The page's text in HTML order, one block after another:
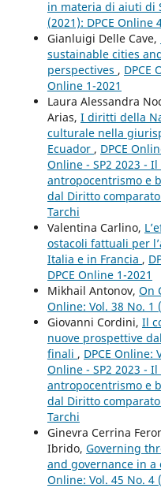
in materia di aiuti di
(2021): DPCE Online
Gianluigi Delle Cave,
sustainable cities
perspectives , DPCE
Online 1-2021
Laura Alessandra
Arias, I diritti della
culturale nella
Ecuador , DPCE
Online - SP2 2023 -
antropocentrismo e
dal Diritto
Tarchi
Valentina Carlino,
ostacoli fattuali per
Italia e in Francia ,
DPCE Online 1-2021
Mikhail Antonov, On
Online: Vol. 38 No. 1
Giovanni Cordini, Il
nuove prospettive
finali , DPCE Online:
Online - SP2 2023 -
antropocentrismo e
dal Diritto
Tarchi
Ginevra Cerrina
Ibrido, Governing
and governance in
Online: Vol. 45 No. 4